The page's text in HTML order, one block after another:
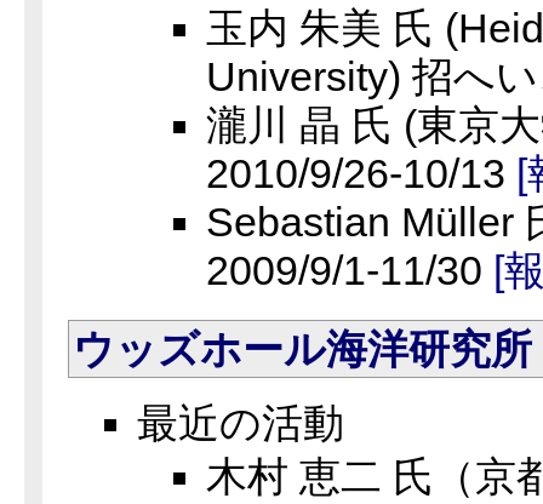
玉内 朱美 氏
University) 招へ
瀧川 晶 氏 (東京
2010/9/26-10/13 [
Sebastian Müller
2009/9/1-11/30 [
ウッズホール海洋研究
最近の活動
木村 恵二 氏（京